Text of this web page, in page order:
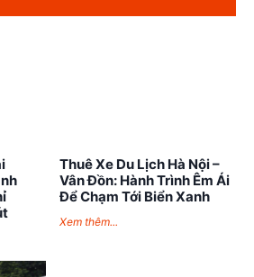
Thuê Xe Du Lịch Hà Nội –
Vân Đồn: Hành Trình Êm Ái
Để Chạm Tới Biển Xanh
Xem thêm...